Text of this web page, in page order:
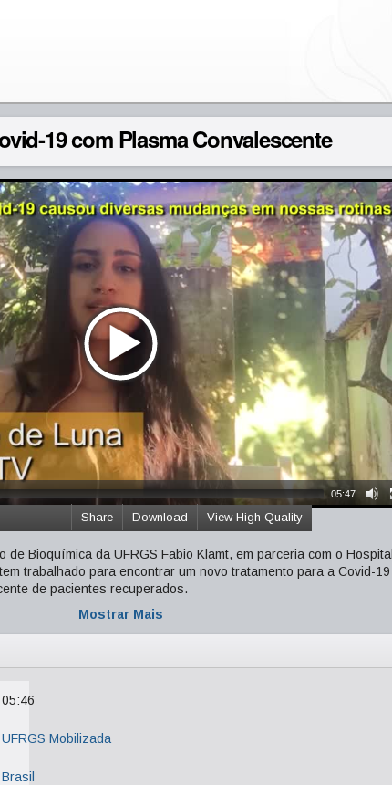
19 com Plasma Convalescente
05:47
View High Quality
Download
Share
de Bioquímica da UFRGS Fabio Klamt, em parceria com o Hospital
trabalhado para encontrar um novo tratamento para a Covid-19
de pacientes recuperados.
Mostrar Mais
05:46
UFRGS Mobilizada
Brasil